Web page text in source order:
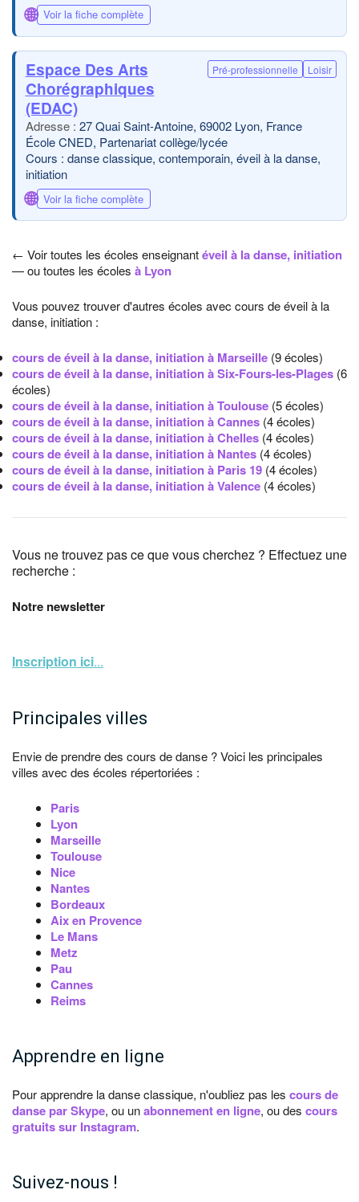
🌐 Voir la fiche complète
Espace Des Arts
Chorégraphiques
(EDAC)
Pré-professionnelle Loisir
27 Quai Saint-Antoine, 69002 Lyon, France
École CNED, Partenariat collège/lycée
Cours : danse classique, contemporain, éveil à la danse,
initiation
🌐 Voir la fiche complète
← Voir toutes les écoles enseignantéveil à la danse, initiation
— ou toutes les écoles à Lyon
Vous pouvez trouver d'autres écoles avec cours de éveil à la
danse, initiation :
cours de éveil à la danse, initiation à Marseille (9 écoles)
cours de éveil à la danse, initiation à Six-Fours-les-Plages (6
écoles)
cours de éveil à la danse, initiation à Toulouse (5 écoles)
cours de éveil à la danse, initiation à Cannes (4 écoles)
cours de éveil à la danse, initiation à Chelles (4 écoles)
cours de éveil à la danse, initiation à Nantes (4 écoles)
cours de éveil à la danse, initiation à Paris 19 (4 écoles)
cours de éveil à la danse, initiation à Valence (4 écoles)
Vous ne trouvez pas ce que vous cherchez ? Effectuez une
recherche :
Notre newsletter
Inscription ici...
Principales villes
Envie de prendre des cours de danse ? Voici les principales
villes avec des écoles répertoriées :
Paris
Lyon
Marseille
Toulouse
Nice
Nantes
Bordeaux
Aix en Provence
Le Mans
Metz
Pau
Cannes
Reims
Apprendre en ligne
Pour apprendre la danse classique, n'oubliez pas les cours de
danse par Skype, ou unabonnement en ligne, ou des cours
gratuits sur Instagram.
Suivez-nous !